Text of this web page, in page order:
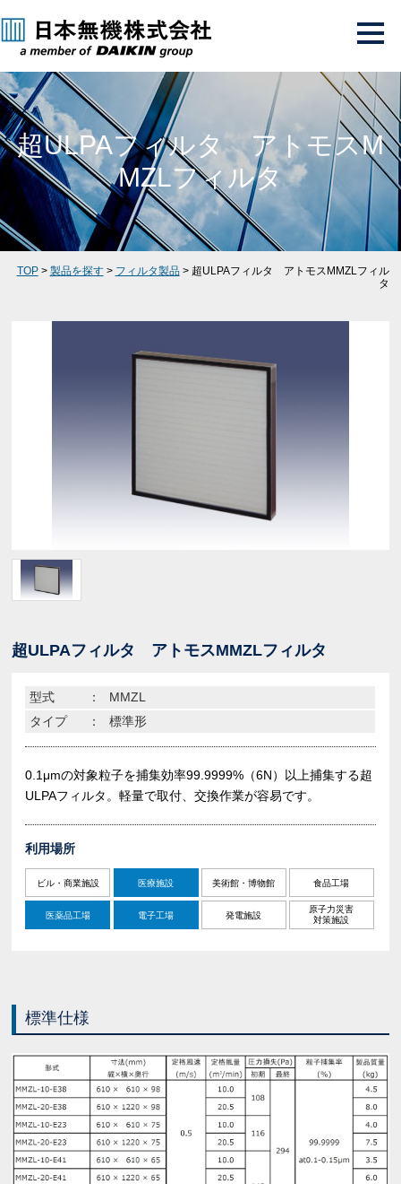
超ULPAフィルタ アトモスM
MZLフィルタ
TOP> 製品を探す> フィルタ製品> 超ULPAフィルタ アトモスMMZLフィル
タ
超ULPAフィルタ アトモスMMZLフィルタ
型式 ：
MMZL
タイプ
： 標準形
0.1μmの対象粒子を捕集効率99.9999%（6N）以上捕集する超
ULPAフィルタ。軽量で取付、交換作業が容易です。
利用場所
ビル・商業施設 医療施設 美術館・博物館 食品工場
医薬品工場 電子工場 発電施設
原子力災害
対策施設
標準仕様